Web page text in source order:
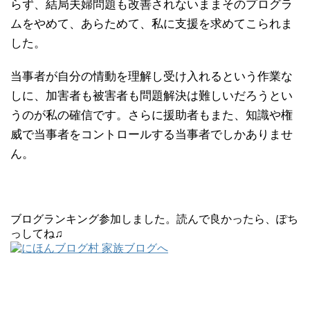
らず、結局夫婦問題も改善されないままそのプログラ
ムをやめて、あらためて、私に支援を求めてこられま
した。
当事者が自分の情動を理解し受け入れるという作業な
しに、加害者も被害者も問題解決は難しいだろうとい
うのが私の確信です。さらに援助者もまた、知識や権
威で当事者をコントロールする当事者でしかありませ
ん。
ブログランキング参加しました。読んで良かったら、ぽち
っしてね♫